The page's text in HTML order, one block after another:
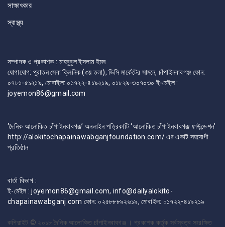
সাক্ষাৎকার
স্বাস্থ্য
সম্পাদক ও প্রকাশক : মাহবুবুল ইসলাম ইমন
যোগাযোগ: পুরাতন সেবা ক্লিনিক (৩য় তলা), ডিসি মার্কেটের সামনে, চাঁপাইনবাবগঞ্জ ফোন:
০৭৮১-৫১২১৯, মোবাইল: ০১৭২২-৪১৯২১৯, ০১৮২৯-৩০৭০৩০ ই-মেইল :
joyemon86@gmail.com
‘দৈনিক আলোকিত চাঁপাইনবাবগঞ্জ’ অনলাইন পত্রিকাটি ‘আলোকিত চাঁপাইনবাবগঞ্জ ফাউন্ডেশন’
http://alokitochapainawabganjfoundation.com/ এর একটি সহযোগী
প্রতিষ্ঠান
বার্তা বিভাগ :
ই-মেইল : joyemon86@gmail.com, info@dailyalokito-
chapainawabganj.com ফোন: ০২৫৮৮৮৯২৬১৯, মোবাইল: ০১৭২২-৪১৯২১৯
কপিরাইট © ২০১৮দৈনিক আলোকিত চাঁপাইনবাবগঞ্জ । প্রকাশক কর্তৃক সর্বস্বত্ব সংরক্ষিত